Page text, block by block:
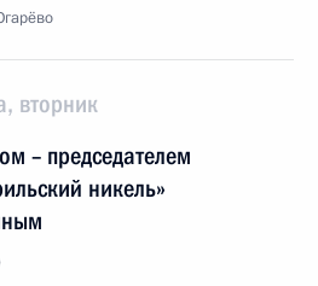
вторник
– председателем
никель»